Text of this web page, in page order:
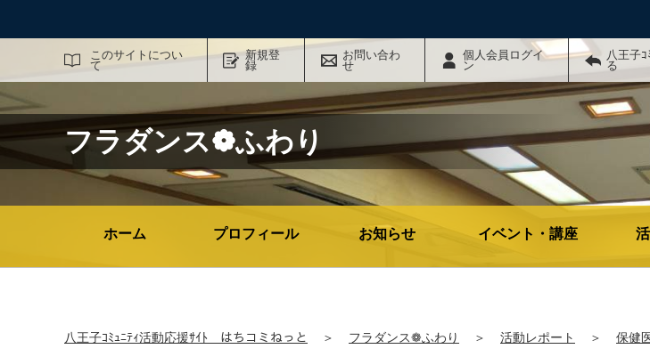
このサイトについ
て
新規登
録
お問い合わ
せ
個人会員ログイ
ン
八王子
る
サイト内検索
フラダンス❁ふわり
ホーム プロフィール お知らせ イベント・講座
八王子ｺﾐｭﾆﾃｨ活動応援ｻｲﾄ はちコミねっと ＞ フラダンス❁ふわり ＞ 活動レポート ＞ 保健